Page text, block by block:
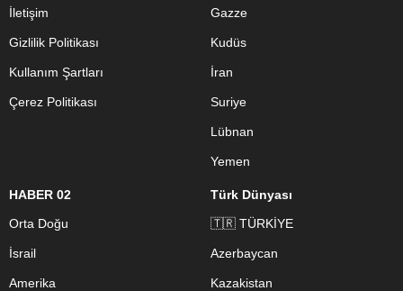
İletişim
Gizlilik Politikası
Kullanım Şartları
Çerez Politikası
Gazze
Kudüs
İran
Suriye
Lübnan
Yemen
HABER 02
Orta Doğu
İsrail
Amerika
Türk Dünyası
🇹🇷 TÜRKİYE
Azerbaycan
Kazakistan